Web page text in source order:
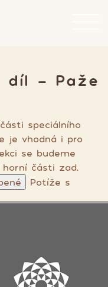
díl - Paže
speciálního
je vhodná i pro
se budeme
horní části zad.
Potíže s